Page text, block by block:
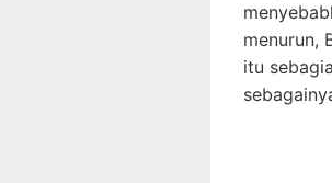
menurun,
itu